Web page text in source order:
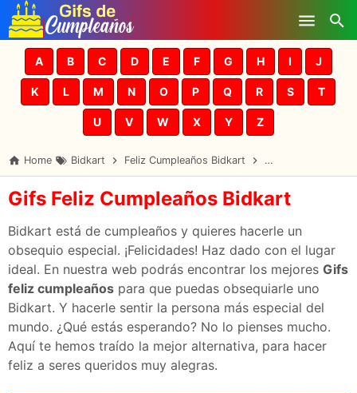
Skip to main content
A B C D E F G H I J
K L M N O P Q R S T
U V W X Y Z
Home Bidkart Feliz Cumpleaños Bidkart Gifs Cumpleaños
Gifs Feliz Cumpleaños Bidkart
Bidkart está de cumpleaños y quieres hacerle un
obsequio especial. ¡Felicidades! Haz dado con el lugar
ideal. En nuestra web podrás encontrar los mejores Gifs
feliz cumpleaños para que puedas obsequiarle uno
Bidkart. Y hacerle sentir la persona más especial del
mundo. ¿Qué estás esperando? No lo pienses mucho.
Aquí te hemos traído la mejor alternativa, para hacer
feliz a seres queridos muy alegras.